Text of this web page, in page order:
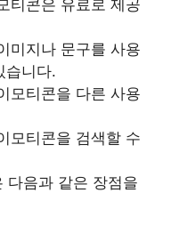
티콘은 유료로 제공
미지나 문구를 사용
습니다.
모티콘을 다른 사용
모티콘을 검색할 수
다음과 같은 장점을